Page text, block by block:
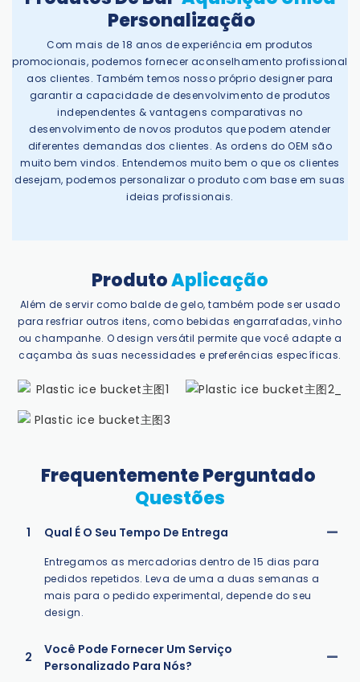
Personalização
Com mais de 18 anos de experiência em produtos
promocionais, podemos fornecer aconselhamento profissional
aos clientes. Também temos nosso próprio designer para
garantir a capacidade de desenvolvimento de produtos
independentes & vantagens comparativas no
desenvolvimento de novos produtos que podem atender
diferentes demandas dos clientes. As ordens do OEM são
muito bem vindos. Entendemos muito bem o que os clientes
desejam, podemos personalizar o produto com base em suas
ideias profissionais.
ProdutoAplicação
Além de servir como balde de gelo, também pode ser usado
para resfriar outros itens, como bebidas engarrafadas, vinho
ou champanhe. O design versátil permite que você adapte a
caçamba às suas necessidades e preferências específicas.
Frequentemente Perguntado
Questões
1 Qual É O Seu Tempo De Entrega
Entregamos as mercadorias dentro de 15 dias para
pedidos repetidos. Leva de uma a duas semanas a
mais para o pedido experimental, depende do seu
design.
2
Você Pode Fornecer Um Serviço
Personalizado Para Nós?